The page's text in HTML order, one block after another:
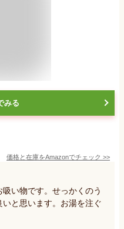
みる
価格と在庫をAmazonでチェック >>
い物です。せっかくのう
と思います。お湯を注ぐ